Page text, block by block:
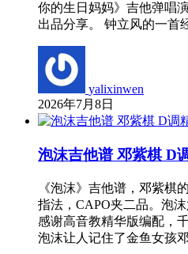
你的生日妈妈》吉他弹唱
出品分享。 钟立风的一首
yalixinwen
2026年7月8日
泡沫吉他谱 邓紫棋 D
《泡沫》吉他谱，邓紫棋
指法，CAPO夹二品。泡
感谢高音教精华版编配，
泡沫让人记住了金鱼女孩